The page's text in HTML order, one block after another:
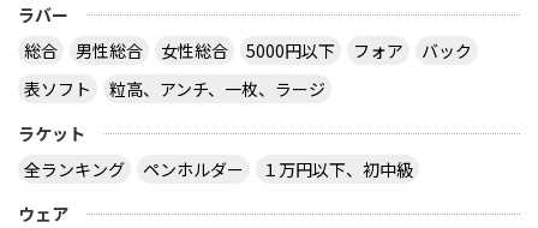
ラバー
総合
男性総合 女性総合 5000円以下 フォア
バック
表ソフト
粒高、アンチ、一枚、ラージ
ラケット
全ランキング
ペンホルダー
１万円以下、初中級
ウェア